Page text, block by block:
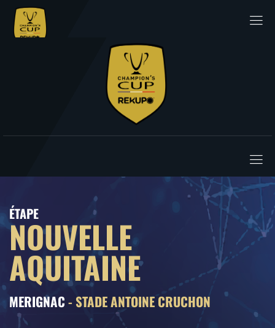
ÉTAPE
NOUVELLE
AQUITAINE
MERIGNAC- STADE ANTOINE CRUCHON